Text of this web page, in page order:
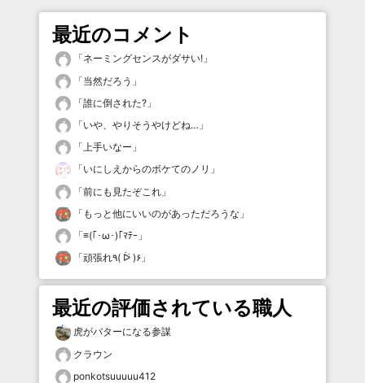
最近のコメント
「ネーミングセンスがダサい! 」
「当然だろう 」
「誰に倒された? 」
「いや、やりそうやけどね… 」
「上手いなー 」
「いにしえからのボケてのノリ 」
「前にも見たぞこれ 」
「 もっと他にいいのがあっただろうな 」
「≡(｢･ω･)｢ﾏﾃｰ 」
「
頑張れ٩( ᐖ )۶ 」
最近の評価されている職人
虎がバターになる参謀
クラウン
ponkotsuuuuu412